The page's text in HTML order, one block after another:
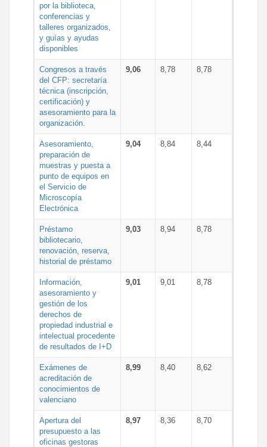
por la biblioteca,
conferencias y
talleres organizados,
y guías y ayudas
disponibles
Congresos a través
del CFP: secretaría
técnica (inscripción,
certificación) y
asesoramiento para la
organización.
9,06 8,78 8,78
Asesoramiento,
preparación de
muestras y puesta a
punto de equipos en
el Servicio de
Microscopía
Electrónica
9,04 8,84 8,44
Préstamo
bibliotecario,
renovación, reserva,
historial de préstamo
9,03 8,94 8,78
Información,
asesoramiento y
gestión de los
derechos de
propiedad industrial e
intelectual procedente
de resultados de I+D
9,01 9,01 8,78
Exámenes de
acreditación de
conocimientos de
valenciano
8,99 8,40 8,62
Apertura del
presupuesto a las
oficinas gestoras
8,97 8,36 8,70